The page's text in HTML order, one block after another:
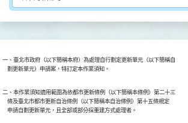
一、臺北市政府（以下簡稱本府）為處理自行劃定更新單元（以下簡稱自
    劃更新單元）申請案，特訂定本作業須知。
二、本作業須知適用範圍為依都市更新條例（以下簡稱本條例）第二十三
    條及臺北市都市更新自治條例（以下簡稱本自治條例）第十五條規定
    申請自劃更新單元，且全部或部分採重建方式處理者。